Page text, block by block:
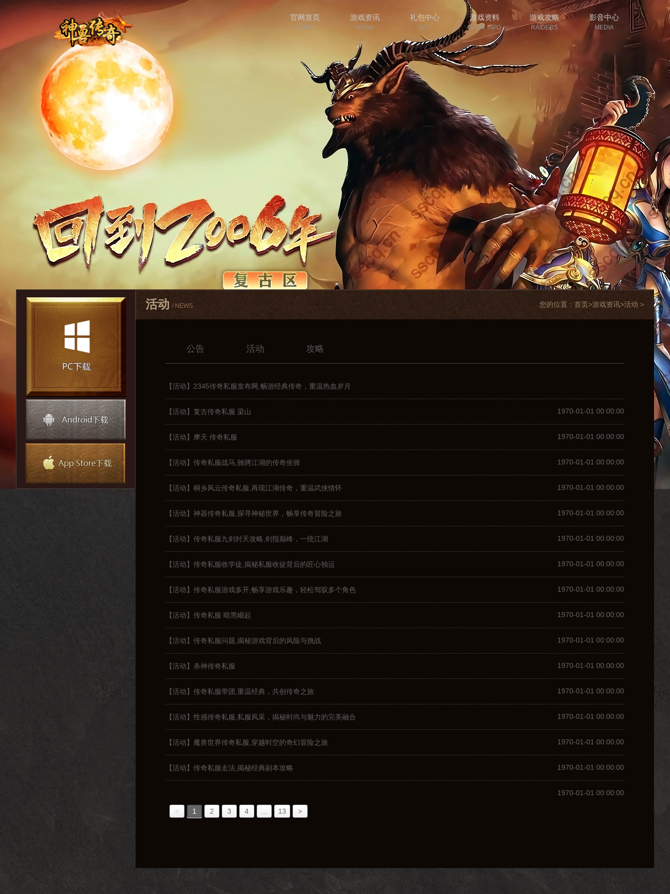
官网首页
HOME
游戏资讯
NEWS
礼包中心
GIFT
游戏资料
GAME INFO
游戏攻略
RAIDERS
影音中心
MEDIA
活动 / NEWS 您的位置： 首页>游戏资讯>活动 >
公告 活动 攻略
【活动】2345传奇私服发布网,畅游经典传奇，重温热血岁月
1970-01-01 00:00:00
【活动】复古传奇私服 梁山
1970-01-01 00:00:00
【活动】摩天 传奇私服
1970-01-01 00:00:00
【活动】传奇私服战马,驰骋江湖的传奇坐骑
1970-01-01 00:00:00
【活动】桐乡风云传奇私服,再现江湖传奇，重温武侠情怀
1970-01-01 00:00:00
【活动】神器传奇私服,探寻神秘世界，畅享传奇冒险之旅
1970-01-01 00:00:00
【活动】传奇私服九剑封天攻略,剑指巅峰，一统江湖
1970-01-01 00:00:00
【活动】传奇私服收学徒,揭秘私服收徒背后的匠心独运
1970-01-01 00:00:00
【活动】传奇私服游戏多开,畅享游戏乐趣，轻松驾驭多个角色
1970-01-01 00:00:00
【活动】传奇私服 暗黑崛起
1970-01-01 00:00:00
【活动】传奇私服问题,揭秘游戏背后的风险与挑战
1970-01-01 00:00:00
【活动】杀神传奇私服
1970-01-01 00:00:00
【活动】传奇私服带团,重温经典，共创传奇之旅
1970-01-01 00:00:00
【活动】性感传奇私服,私服风采，揭秘时尚与魅力的完美融合
1970-01-01 00:00:00
【活动】魔兽世界传奇私服,穿越时空的奇幻冒险之旅
1970-01-01 00:00:00
【活动】传奇私服走法,揭秘经典副本攻略
1970-01-01 00:00:00
< 1 2 3 4 13 >